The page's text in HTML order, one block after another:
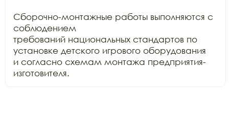
Сборочно-монтажные работы выполняются с
соблюдением
требований национальных стандартов по
установке детского игрового оборудования
и согласно схемам монтажа предприятия-
изготовителя.